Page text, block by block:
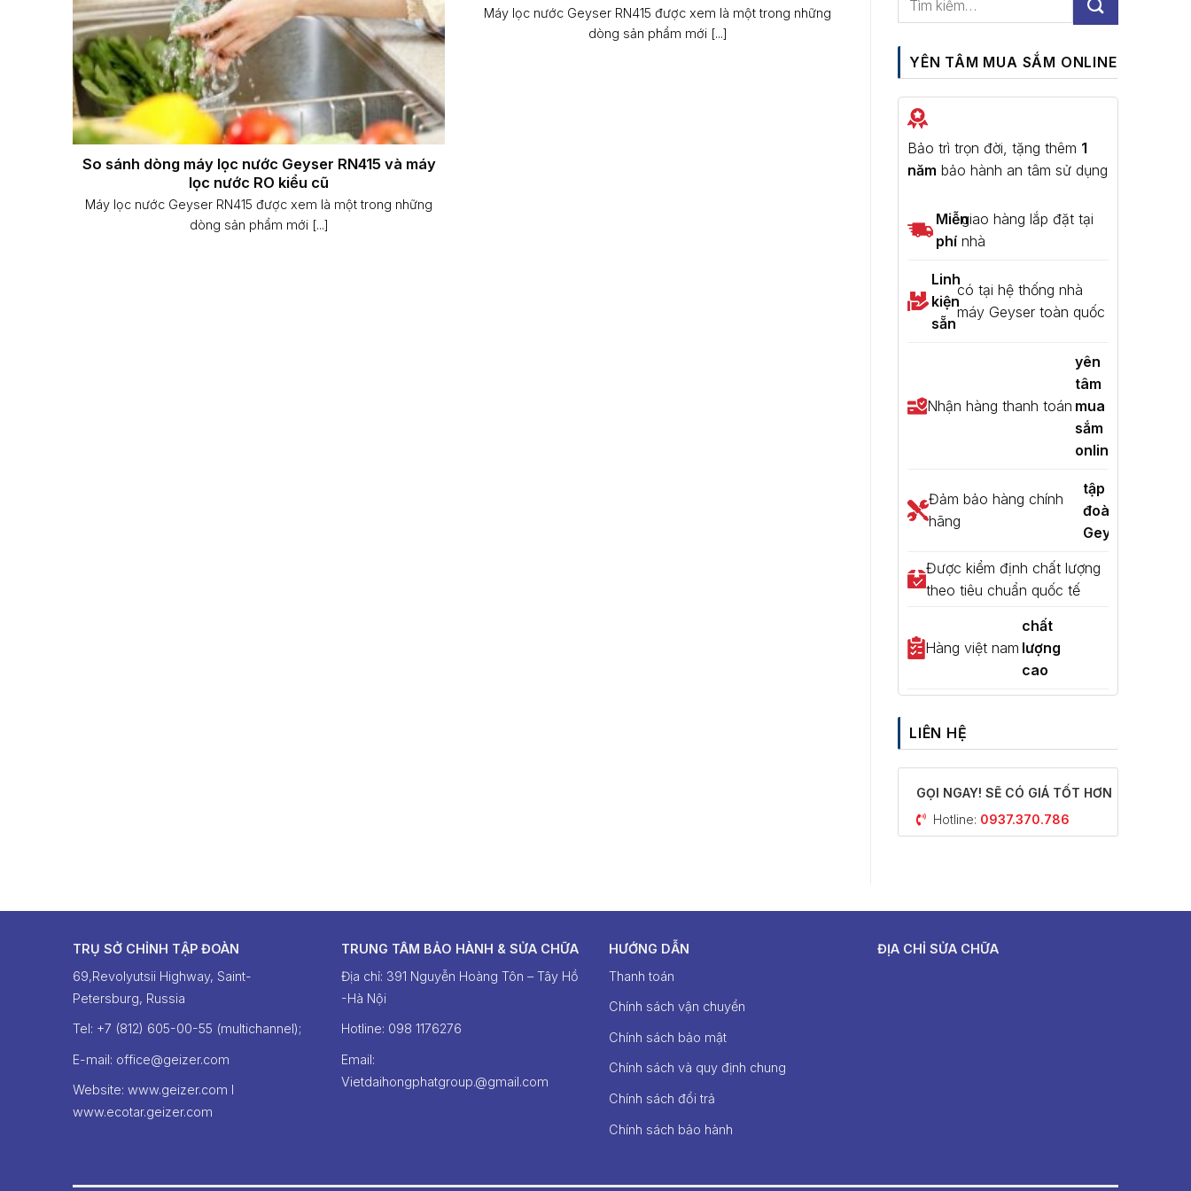
So sánh dòng máy lọc nước Geyser RN415 và máy
lọc nước RO kiểu cũ
Máy lọc nước Geyser RN415 được xem là một trong những
dòng sản phẩm mới [...]
Máy lọc nước Geyser RN415 được xem là một trong những
dòng sản phẩm mới [...]
YÊN TÂM MUA SẮM ONLINE
Bảo trì trọn đời, tặng thêm 1
năm bảo hành an tâm sử dụng
Miễn
phí
giao hàng lắp đặt tại
nhà
Linh
kiện
sẵn
có tại hệ thống nhà
máy Geyser toàn quốc
Nhận hàng thanh toán
yên
tâm
mua
sắm
online
Đảm bảo hàng chính
hãng
tập
đoàn
Geyser
Được kiểm định chất lượng
theo tiêu chuẩn quốc tế
Hàng việt nam
chất
lượng
cao
LIÊN HỆ
GỌI NGAY! SẼ CÓ GIÁ TỐT HƠN
Hotline: 0937.370.786
TRỤ SỞ CHỈNH TẬP ĐOÀN
69,Revolyutsii Highway, Saint-
Petersburg, Russia
Tel: +7 (812) 605-00-55 (multichannel);
E-mail: office@geizer.com
Website: www.geizer.com I
www.ecotar.geizer.com
TRUNG TÂM BẢO HÀNH & SỬA CHỮA
Địa chỉ: 391 Nguyễn Hoàng Tôn – Tây Hồ
-Hà Nội
Hotline: ‭098 1176276‬
Email:
Vietdaihongphatgroup.@gmail.com
HƯỚNG DẪN
Thanh toán
Chính sách vận chuyển
Chính sách bảo mật
Chính sách và quy định chung
Chính sách đổi trả
Chính sách bảo hành
ĐỊA CHỈ SỬA CHỮA